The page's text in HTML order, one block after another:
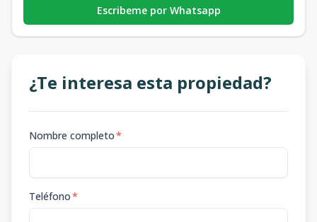
Escribeme por Whatsapp
¿Te interesa esta propiedad?
Nombre completo*
Teléfono*